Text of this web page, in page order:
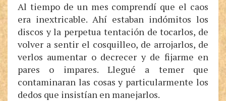
Al tiempo de un mes comprendí que el caos
era inextricable. Ahí estaban indómitos los
discos y la perpetua tentación de tocarlos, de
volver a sentir el cosquilleo, de arrojarlos, de
verlos aumentar o decrecer y de fijarme en
pares o impares. Llegué a temer que
contaminaran las cosas y particularmente los
dedos que insistían en manejarlos.